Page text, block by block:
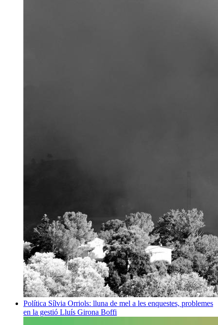
Política Sílvia Orriols: lluna de mel a les enquestes, problemes
en la gestió Lluís Girona Boffi